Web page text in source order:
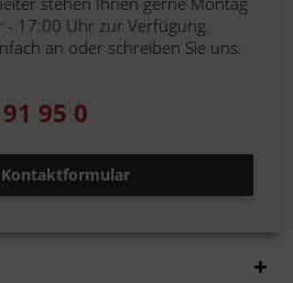
- 17:00 Uhr zur Verfügung.
an oder schreiben Sie uns.
95 0